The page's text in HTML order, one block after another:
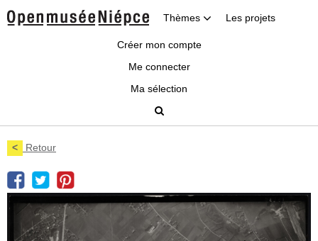
Thèmes Les projets
Créer mon compte
Me connecter
Ma sélection
< Retour